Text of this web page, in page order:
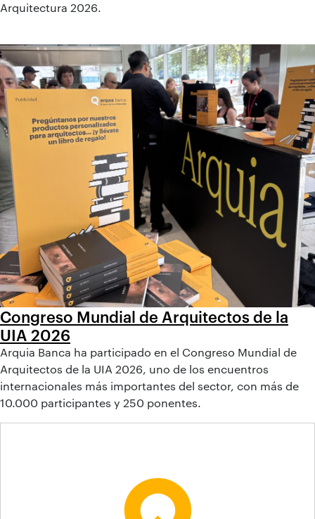
Arquitectura 2026.
Congreso Mundial de Arquitectos de la
UIA 2026
Arquia Banca ha participado en el Congreso Mundial de
Arquitectos de la UIA 2026, uno de los encuentros
internacionales más importantes del sector, con más de
10.000 participantes y 250 ponentes.